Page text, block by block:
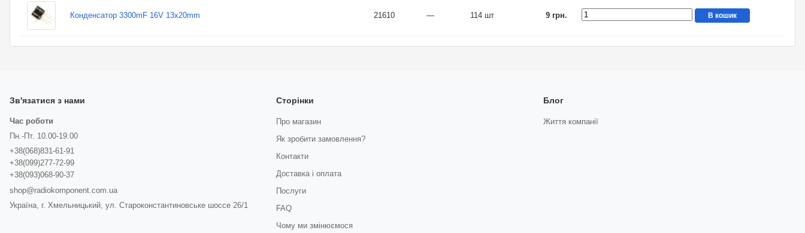
Конденсатор 3300mF 16V 13x20mm 21610 — 114 шт 9 грн. В кошик
Зв'язатися з нами
Час роботи
Пн.-Пт. 10.00-19.00
+38(068)831-61-91
+38(099)277-72-99
+38(093)068-90-37
shop@radiokomponent.com.ua
Україна, г. Хмельницький, ул. Староконстантиновське шоссе 26/1
Сторінки
Про магазин
Як зробити замовлення?
Контакти
Доставка і оплата
Послуги
FAQ
Чому ми змінюємося
Блог
Життя компанії